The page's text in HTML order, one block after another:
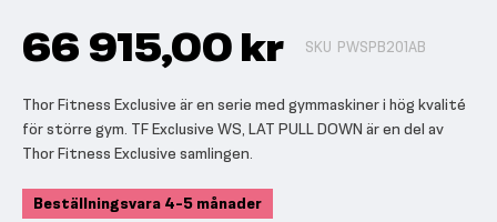
66 915,00 kr SKU PWSPB201AB
Thor Fitness Exclusive är en serie med gymmaskiner i hög kvalité
för större gym. TF Exclusive WS, LAT PULL DOWN är en del av
Thor Fitness Exclusive samlingen.
Beställningsvara 4-5 månader